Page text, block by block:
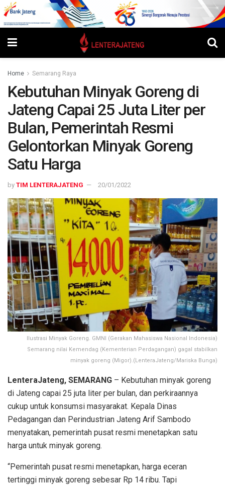
Home Semarang Raya
Kebutuhan Minyak Goreng di
Jateng Capai 25 Juta Liter per
Bulan, Pemerintah Resmi
Gelontorkan Minyak Goreng
Satu Harga
by TIM LENTERAJATENG 20/01/2022
Ilustrasi Minyak Goreng. GMNI (Gerakan Mahasiswa Nasional Indonesia)
Semarang nilai Kemendag (Kementerian Perdagangan) gagal stabilkan
minyak goreng (Migor).(LenteraJateng/Mariska Bunga)
LenteraJateng, SEMARANG – Kebutuhan minyak goreng
di Jateng capai 25 juta liter per bulan, dan perkiraannya
cukup untuk konsumsi masyarakat. Kepala Dinas
Pedagangan dan Perindustrian Jateng Arif Sambodo
menyatakan, pemerintah pusat resmi menetapkan satu
harga untuk minyak goreng.
“Pemerintah pusat resmi menetapkan, harga eceran
tertinggi minyak goreng sebesar Rp 14 ribu. Tapi